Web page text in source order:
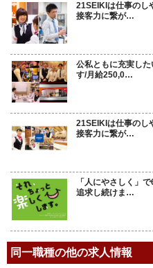
21SEIKIは仕事のし
接客力に繋が…
公私ともに充実し
す/月給250,0…
21SEIKIは仕事のし
接客力に繋が…
「人にやさしく」
追求し続けま…
同一職種の他の求人情報